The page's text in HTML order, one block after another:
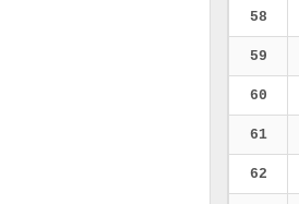
58
59
60
61
62